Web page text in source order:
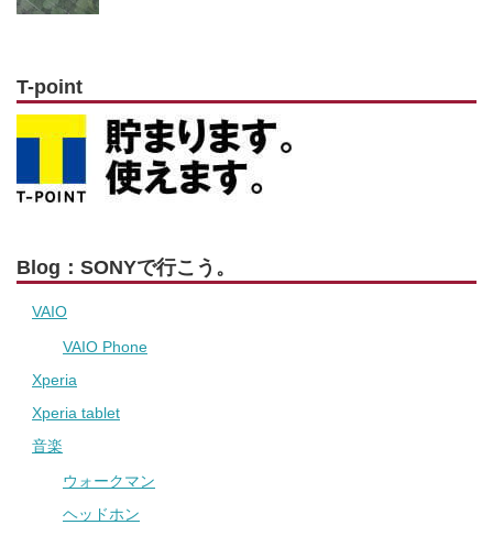
T-point
Blog：SONYで行こう。
VAIO
VAIO Phone
Xperia
Xperia tablet
音楽
ウォークマン
ヘッドホン